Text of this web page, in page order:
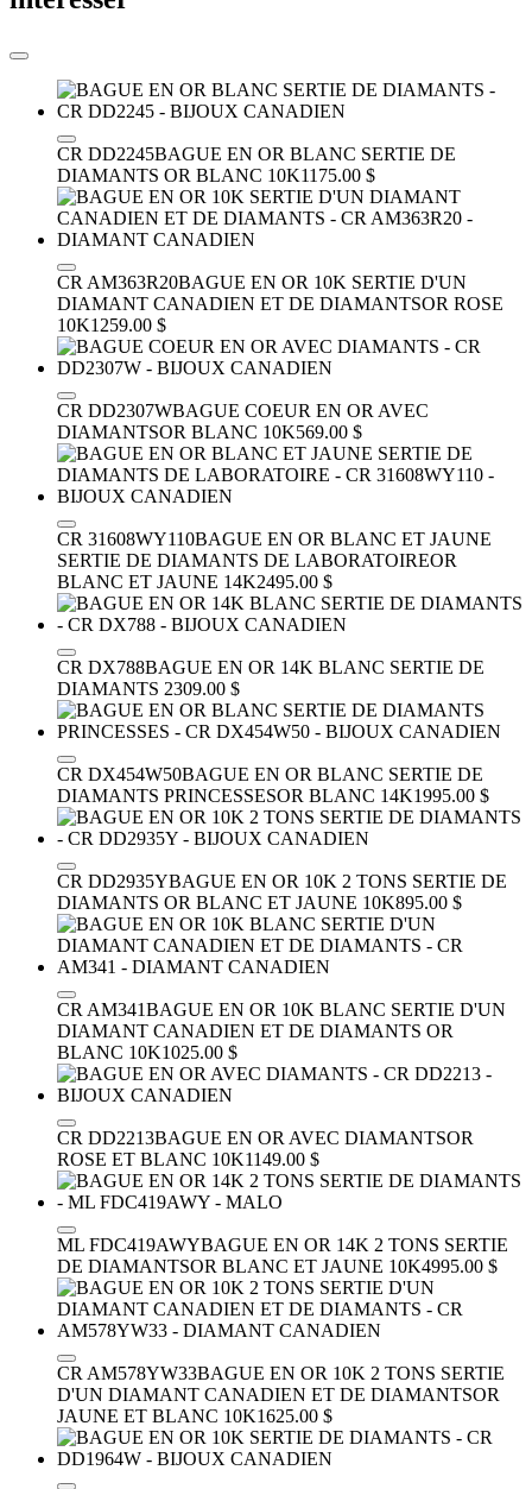
CR DD2245BAGUE EN OR BLANC SERTIE DE
DIAMANTS OR BLANC 10K1175.00 $
CR AM363R20BAGUE EN OR 10K SERTIE D'UN
DIAMANT CANADIEN ET DE DIAMANTSOR ROSE
10K1259.00 $
CR DD2307WBAGUE COEUR EN OR AVEC
DIAMANTSOR BLANC 10K569.00 $
CR 31608WY110BAGUE EN OR BLANC ET JAUNE
SERTIE DE DIAMANTS DE LABORATOIREOR
BLANC ET JAUNE 14K2495.00 $
CR DX788BAGUE EN OR 14K BLANC SERTIE DE
DIAMANTS 2309.00 $
CR DX454W50BAGUE EN OR BLANC SERTIE DE
DIAMANTS PRINCESSESOR BLANC 14K1995.00 $
CR DD2935YBAGUE EN OR 10K 2 TONS SERTIE DE
DIAMANTS OR BLANC ET JAUNE 10K895.00 $
CR AM341BAGUE EN OR 10K BLANC SERTIE D'UN
DIAMANT CANADIEN ET DE DIAMANTS OR
BLANC 10K1025.00 $
CR DD2213BAGUE EN OR AVEC DIAMANTSOR
ROSE ET BLANC 10K1149.00 $
ML FDC419AWYBAGUE EN OR 14K 2 TONS SERTIE
DE DIAMANTSOR BLANC ET JAUNE 10K4995.00 $
CR AM578YW33BAGUE EN OR 10K 2 TONS SERTIE
D'UN DIAMANT CANADIEN ET DE DIAMANTSOR
JAUNE ET BLANC 10K1625.00 $